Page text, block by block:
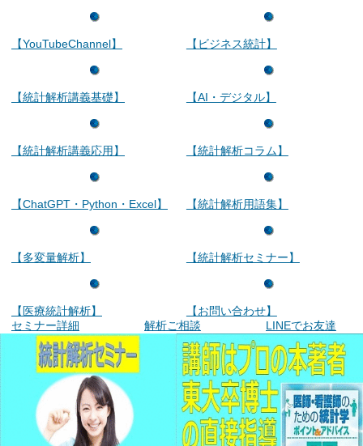
【YouTubeChannel】
【統計解析講義基礎】
【統計解析講義応用】
【ChatGPT・Python・Excel】
【多変量解析】
【医療統計解析】
【ビジネス統計】
【AI・デジタル】
【統計解析コラム】
【統計解析用語集】
【統計解析セミナー】
【お問い合わせ】
セミナー詳細
解析ご相談 LINEでお友達